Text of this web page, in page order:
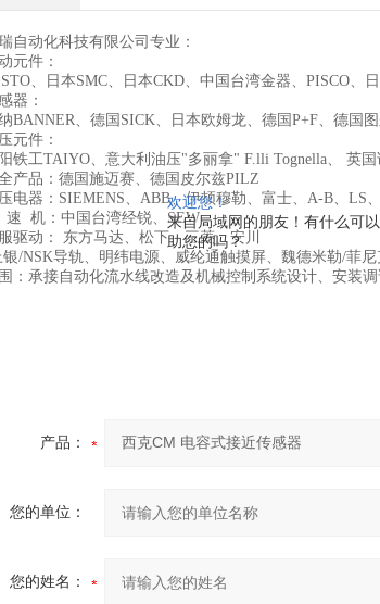
欢迎您！
来自局域网的朋友！有什么可
助您的吗？
自动化科技有限公司专业：
元件：
、日本SMC、日本CKD、中国台湾金器、PISCO
器：
BANNER、德国SICK、日本欧姆龙、德国P+F、德国
元件：
铁工TAIYO、意大利油压"多丽拿" F.lli Tognella、 英
产品：德国施迈赛、德国皮尔兹PILZ
电器：SIEMENS、ABB、伊顿穆勒、富士、A-B、LS
速 机：中国台湾经锐、SEW
驱动： 东方马达、松下、三菱、安川
/NSK导轨、明纬电源、威纶通触摸屏、魏德米勒/菲
：承接自动化流水线改造及机械控制系统设计、安装
产品：
您的单位：
您的姓名：